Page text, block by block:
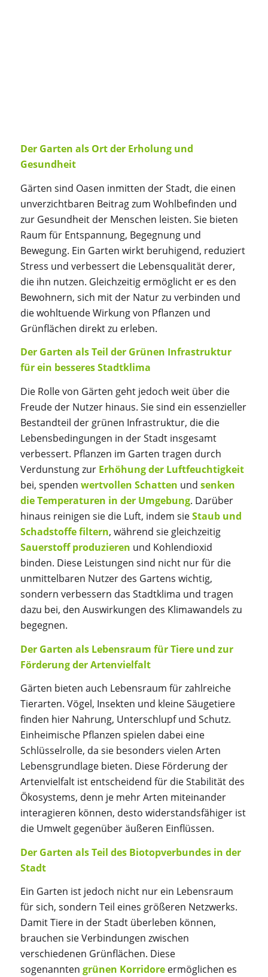
Der Garten als Ort der Erholung und
Gesundheit
Gärten sind Oasen inmitten der Stadt, die einen
unverzichtbaren Beitrag zum Wohlbefinden und
zur Gesundheit der Menschen leisten. Sie bieten
Raum für Entspannung, Begegnung und
Bewegung. Ein Garten wirkt beruhigend, reduziert
Stress und verbessert die Lebensqualität derer,
die ihn nutzen. Gleichzeitig ermöglicht er es den
Bewohnern, sich mit der Natur zu verbinden und
die wohltuende Wirkung von Pflanzen und
Grünflächen direkt zu erleben.
Der Garten als Teil der Grünen Infrastruktur
für ein besseres Stadtklima
Die Rolle von Gärten geht jedoch weit über die
Freude der Nutzer hinaus. Sie sind ein essenzieller
Bestandteil der grünen Infrastruktur, die die
Lebensbedingungen in der Stadt insgesamt
verbessert. Pflanzen im Garten tragen durch
Verdunstung zur Erhöhung der Luftfeuchtigkeit
bei, spenden wertvollen Schatten und senken
die Temperaturen in der Umgebung. Darüber
hinaus reinigen sie die Luft, indem sieStaub und
Schadstoffe filtern, während sie gleichzeitig
Sauerstoff produzieren und Kohlendioxid
binden. Diese Leistungen sind nicht nur für die
unmittelbaren Nutzer des Gartens wichtig,
sondern verbessern das Stadtklima und tragen
dazu bei, den Auswirkungen des Klimawandels zu
begegnen.
Der Garten als Lebensraum für Tiere und zur
Förderung der Artenvielfalt
Gärten bieten auch Lebensraum für zahlreiche
Tierarten. Vögel, Insekten und kleine Säugetiere
finden hier Nahrung, Unterschlupf und Schutz.
Einheimische Pflanzen spielen dabei eine
Schlüsselrolle, da sie besonders vielen Arten
Lebensgrundlage bieten. Diese Förderung der
Artenvielfalt ist entscheidend für die Stabilität des
Ökosystems, denn je mehr Arten miteinander
interagieren können, desto widerstandsfähiger ist
die Umwelt gegenüber äußeren Einflüssen.
Der Garten als Teil des Biotopverbundes in der
Stadt
Ein Garten ist jedoch nicht nur ein Lebensraum
für sich, sondern Teil eines größeren Netzwerks.
Damit Tiere in der Stadt überleben können,
brauchen sie Verbindungen zwischen
verschiedenen Grünflächen. Diese
sogenannten grünen Korridoreermöglichen es